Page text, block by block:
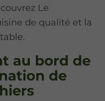
Le
de qualité et la
au bord de
de